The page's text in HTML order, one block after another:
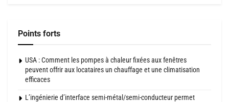
Points forts
USA : Comment les pompes à chaleur fixées aux fenêtres
peuvent offrir aux locataires un chauffage et une climatisation
efficaces
L’ingénierie d’interface semi-métal/semi-conducteur permet